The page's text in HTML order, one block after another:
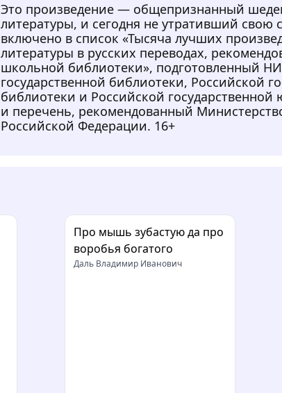
Это произведение — общепризнанный
литературы, и сегодня не утративший свою
включено в список «Тысяча лучших
литературы в русских переводах,
школьной библиотеки», подготовленный
государственной библиотеки, Российской
библиотеки и Российской
и перечень, рекомендованный
Российской Федерации. 16+
Про мышь зубастую да про
воробья богатого
Даль Владимир Иванович